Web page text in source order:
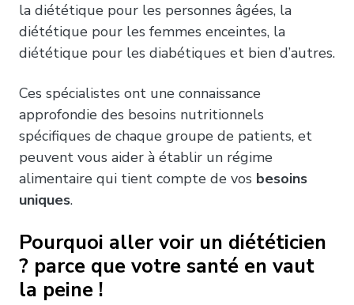
la diététique pour les personnes âgées, la
diététique pour les femmes enceintes, la
diététique pour les diabétiques et bien d’autres.
Ces spécialistes ont une connaissance
approfondie des besoins nutritionnels
spécifiques de chaque groupe de patients, et
peuvent vous aider à établir un régime
alimentaire qui tient compte de vos besoins
uniques.
Pourquoi aller voir un diététicien
? parce que votre santé en vaut
la peine !